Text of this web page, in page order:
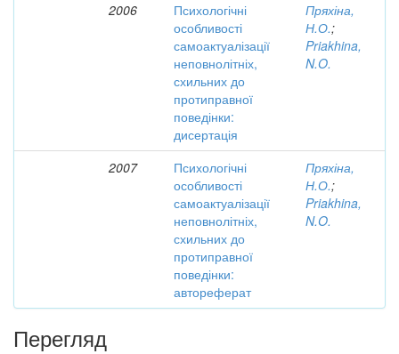
2006
Психологічні
особливості
самоактуалізації
неповнолітніх,
схильних до
протиправної
поведінки:
дисертація
Пряхіна,
Н.О.;
Priakhina,
N.O.
2007
Психологічні
особливості
самоактуалізації
неповнолітніх,
схильних до
протиправної
поведінки:
автореферат
Пряхіна,
Н.О.;
Priakhina,
N.O.
Перегляд